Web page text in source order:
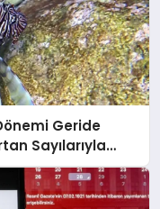
Geride
Sayılarıyla